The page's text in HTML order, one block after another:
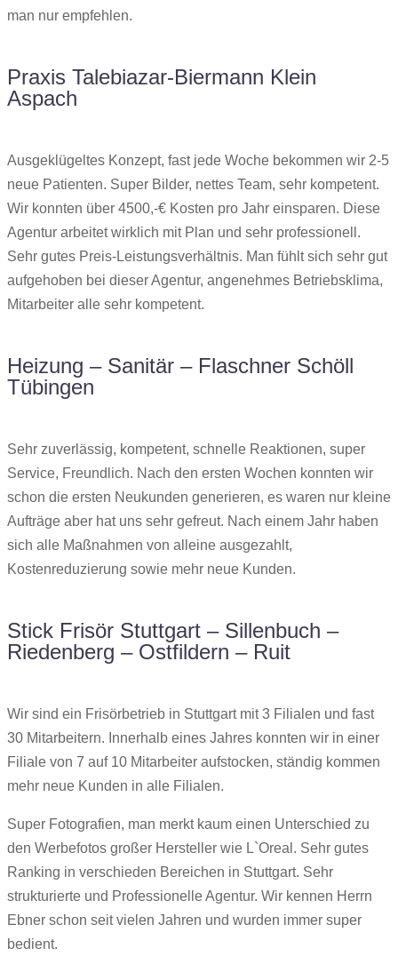
man nur empfehlen.
Praxis Talebiazar-Biermann Klein
Aspach
Ausgeklügeltes Konzept, fast jede Woche bekommen wir 2-5
neue Patienten. Super Bilder, nettes Team, sehr kompetent.
Wir konnten über 4500,-€ Kosten pro Jahr einsparen. Diese
Agentur arbeitet wirklich mit Plan und sehr professionell.
Sehr gutes Preis-Leistungsverhältnis. Man fühlt sich sehr gut
aufgehoben bei dieser Agentur, angenehmes Betriebsklima,
Mitarbeiter alle sehr kompetent.
Heizung – Sanitär – Flaschner Schöll
Tübingen
Sehr zuverlässig, kompetent, schnelle Reaktionen, super
Service, Freundlich. Nach den ersten Wochen konnten wir
schon die ersten Neukunden generieren, es waren nur kleine
Aufträge aber hat uns sehr gefreut. Nach einem Jahr haben
sich alle Maßnahmen von alleine ausgezahlt,
Kostenreduzierung sowie mehr neue Kunden.
Stick Frisör Stuttgart – Sillenbuch –
Riedenberg – Ostfildern – Ruit
Wir sind ein Frisörbetrieb in Stuttgart mit 3 Filialen und fast
30 Mitarbeitern. Innerhalb eines Jahres konnten wir in einer
Filiale von 7 auf 10 Mitarbeiter aufstocken, ständig kommen
mehr neue Kunden in alle Filialen.
Super Fotografien, man merkt kaum einen Unterschied zu
den Werbefotos großer Hersteller wie L`Oreal. Sehr gutes
Ranking in verschieden Bereichen in Stuttgart. Sehr
strukturierte und Professionelle Agentur. Wir kennen Herrn
Ebner schon seit vielen Jahren und wurden immer super
bedient.